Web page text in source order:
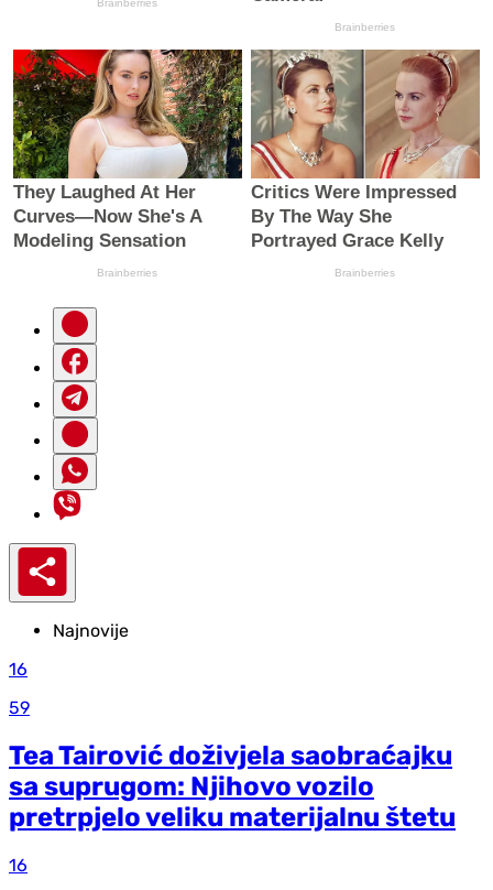
Najnovije
16
59
Tea Tairović doživjela saobraćajku
sa suprugom: Njihovo vozilo
pretrpjelo veliku materijalnu štetu
16